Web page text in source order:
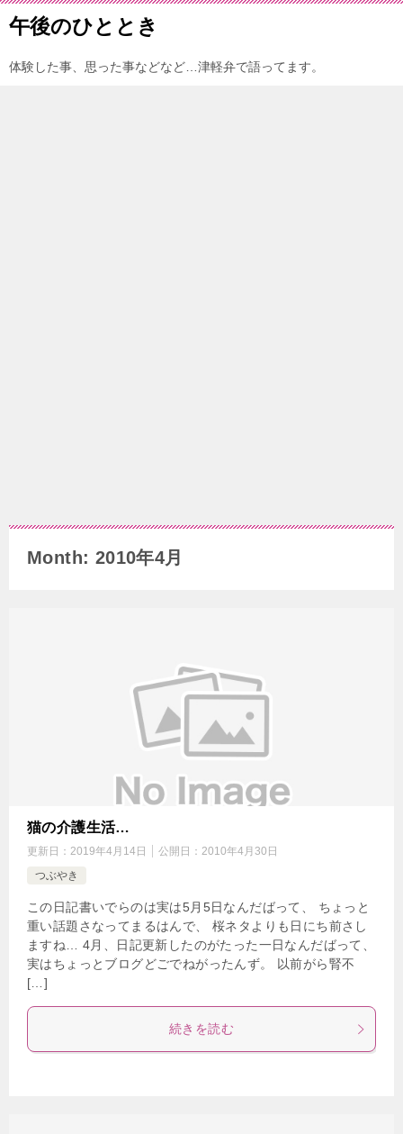
午後のひととき
体験した事、思った事などなど…津軽弁で語ってます。
Month: 2010年4月
猫の介護生活…
更新日： 2019年4月14日 公開日： 2010年4月30日
つぶやき
この日記書いでらのは実は5月5日なんだばって、 ちょっと
重い話題さなってまるはんで、 桜ネタよりも日にち前さし
ますね… 4月、日記更新したのがたった一日なんだばって、
実はちょっとブログどごでねがったんず。 以前がら腎不
[…]
続きを読む